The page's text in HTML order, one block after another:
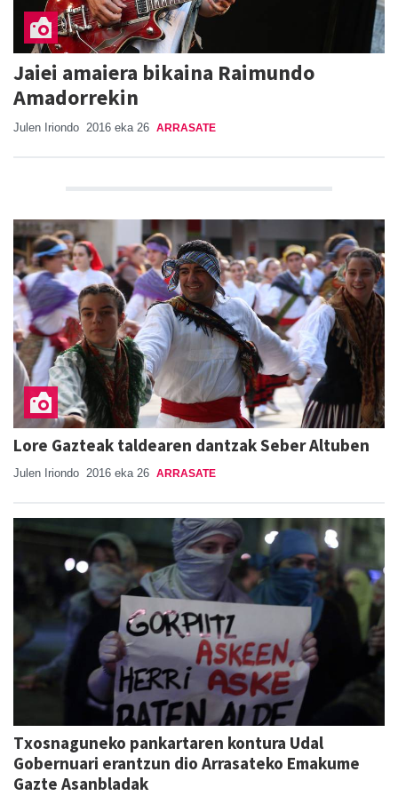
Jaiei amaiera bikaina Raimundo
Amadorrekin
Julen Iriondo 2016 eka 26 ARRASATE
Lore Gazteak taldearen dantzak Seber Altuben
Julen Iriondo 2016 eka 26 ARRASATE
Txosnaguneko pankartaren kontura Udal
Gobernuari erantzun dio Arrasateko Emakume
Gazte Asanbladak